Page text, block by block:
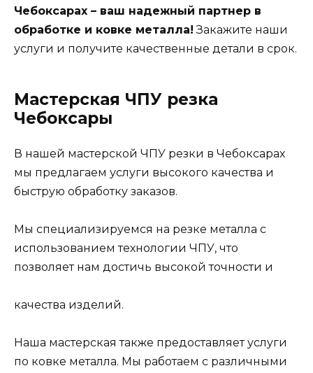
Чебоксарах – ваш надежный партнер в
обработке и ковке металла! Закажите наши
услуги и получите качественные детали в срок.
Мастерская ЧПУ резка
Чебоксары
В нашей мастерской ЧПУ резки в Чебоксарах
мы предлагаем услуги высокого качества и
быструю обработку заказов.
Мы специализируемся на резке металла с
использованием технологии ЧПУ, что
позволяет нам достичь высокой точности и
качества изделий.
Наша мастерская также предоставляет услуги
по ковке металла. Мы работаем с различными